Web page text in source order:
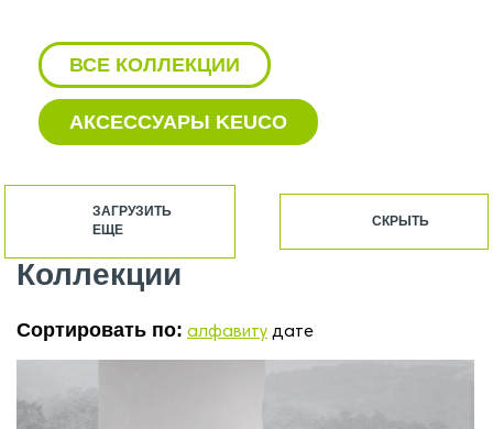
ВСЕ КОЛЛЕКЦИИ
АКСЕССУАРЫ KEUCO
KEUCO ДЕРЖАТЕЛЬ ДЛЯ
KEUCO ДУШЕВАЯ СТОЙКА
KEUCO ЗЕРКАЛО С ПОДСВЕТКОЙ
KEUCO РАКОВИНА С ТУМБОЙ
ЗАГРУЗИТЬ
ЕЩЕ
СКРЫТЬ
Коллекции
Сортировать по: алфавиту дате